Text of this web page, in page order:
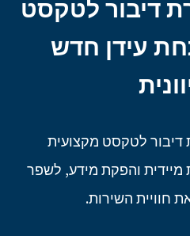
דיבור לטקסט
עידן חדש
דיבור לטקסט מקצועית
מיידית והפקת מידע, לשפר
חוויית השירות.